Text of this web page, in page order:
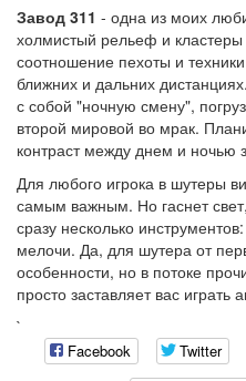
Завод 311 - одна из моих
холмистый рельеф и
соотношение пехоты и
ближних и дальних
с собой "ночную смену",
второй мировой во мрак.
контраст между днем и ночью
Для любого игрока в шутеры
самым важным. Но гаснет
сразу несколько
мелочи. Да, для шутера от
особенности, но в потоке
просто заставляет вас играть
`
Facebook Twitter